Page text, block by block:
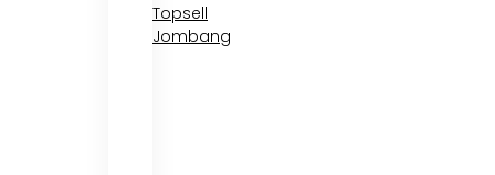
Topsell
Jombang